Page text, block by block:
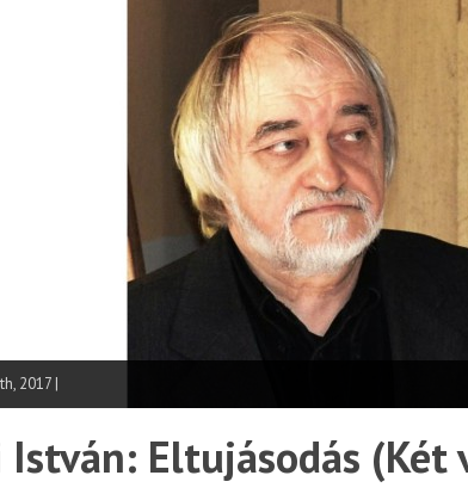
2017 |
István: Eltujásodás (Két